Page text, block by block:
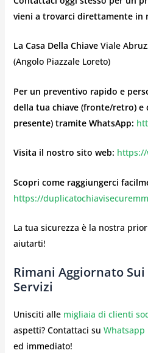
vieni a trovarci direttamente in
La Casa Della ChiaveViale
(Angolo Piazzale Loreto)
Per un preventivo rapido e
della tua chiave (fronte/retro) e
presente) tramite WhatsApp:
Visita il nostro sito web:
Scopri come raggiungerci
https://
La tua sicurezza è la nostra
aiutarti!
Rimani Aggiornato
Servizi
Unisciti alle migliaia di clienti
aspetti? Contattaci su Whatsapp
ed immediato!